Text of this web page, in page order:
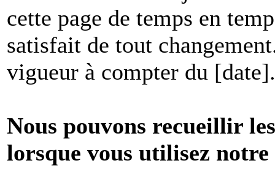
cette page de temps en
satisfait de tout
vigueur à compter du [date].
Nous pouvons recueillir
lorsque vous utilisez notre